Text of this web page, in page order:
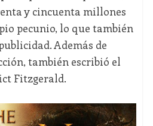
y cincuenta millones
pecunio, lo que también
Además de
también escribió el
Fitzgerald.